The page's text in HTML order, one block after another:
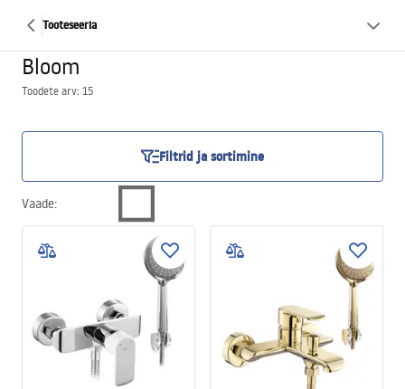
Tooteseeria
Bloom
Toodete arv: 15
Filtrid ja sortimine
Vaade: